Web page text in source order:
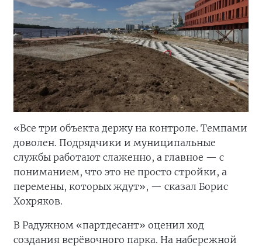
«Все три объекта держу на контроле. Темпами
доволен. Подрядчики и муниципальные
службы работают слаженно, а главное — с
пониманием, что это не просто стройки, а
перемены, которых ждут», — сказал Борис
Хохряков.
В Радужном «партдесант» оценил ход
создания верёвочного парка. На набережной